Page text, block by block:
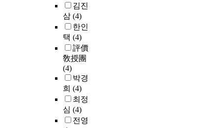
김진
삼 (4)
한인
택 (4)
評價
敎授團
(4)
박경
희 (4)
최정
심 (4)
전영